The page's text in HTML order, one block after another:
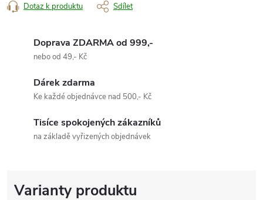
Dotaz k produktu Sdílet
Doprava ZDARMA od 999,-
nebo od 49,- Kč
Dárek zdarma
Ke každé objednávce nad 500,- Kč
Tisíce spokojených zákazníků
na základě vyřizených objednávek